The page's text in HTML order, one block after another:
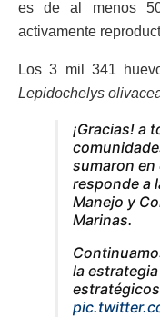
es de al menos
activamente
Los 3 mil 341
Lepidochelys
¡Gracias! a
sumaron
responde a
Manejo y
Marinas.
la